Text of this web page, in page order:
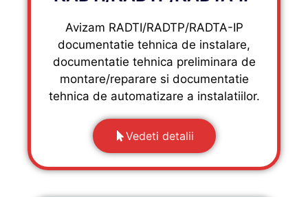
Avizam RADTI/RADTP/RADTA-IP
documentatie tehnica de instalare,
documentatie tehnica preliminara de
montare/reparare si documentatie
tehnica de automatizare a instalatiilor.
Vedeti detalii